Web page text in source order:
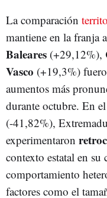
La comparación
mantiene en la franja
Baleares (+29,12%),
Vasco (+19,3%)
aumentos más
durante octubre. En
(-41,82%),
experimentaron
contexto estatal en
comportamiento
factores como el